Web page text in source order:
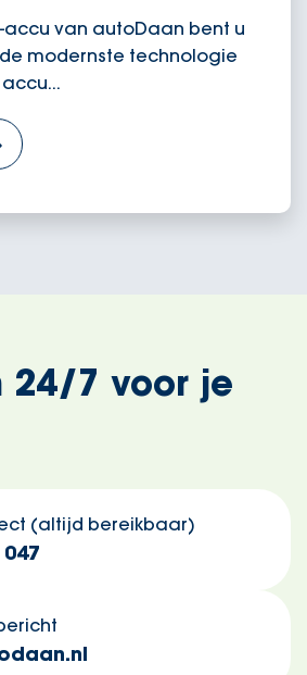
accu van autoDaan bent u
modernste technologie
24/7 voor je
(altijd bereikbaar)